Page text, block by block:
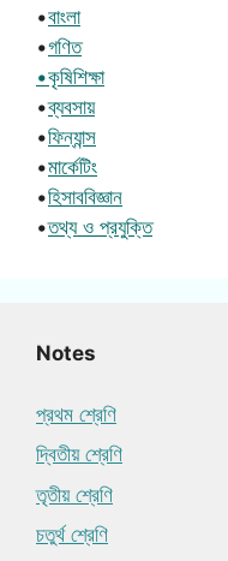
•বাংলা
•গণিত
•কৃষিশিক্ষা
•ব্যবসায়
•ফিন্যান্স
•মার্কেটিং
•হিসাববিজ্ঞান
•তথ্য ও প্রযুক্তি
Notes
প্রথম শ্রেণি
দ্বিতীয় শ্রেণি
তৃতীয় শ্রেণি
চতুর্থ শ্রেণি